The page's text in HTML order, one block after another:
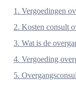
1. Vergoedingen
2. Kosten consult
3. Wat is de
4. Vergoeding
5.